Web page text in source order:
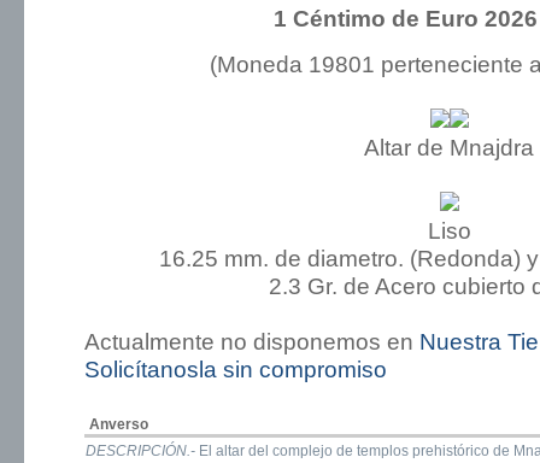
1 Céntimo de Euro
(Moneda 19801 perteneciente
Altar de Mnajdra
Liso
16.25 mm. de diametro. (Redonda)
2.3 Gr. de Acero cubierto
Actualmente no disponemos en Nuestra
Solicítanosla sin compromiso
Anverso
DESCRIPCIÓN.- El altar del complejo de templos prehistórico de